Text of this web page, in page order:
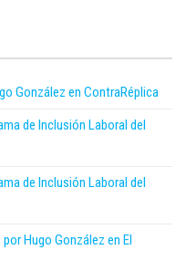
González en ContraRéplica
de Inclusión Laboral del
de Inclusión Laboral del
Hugo González en El